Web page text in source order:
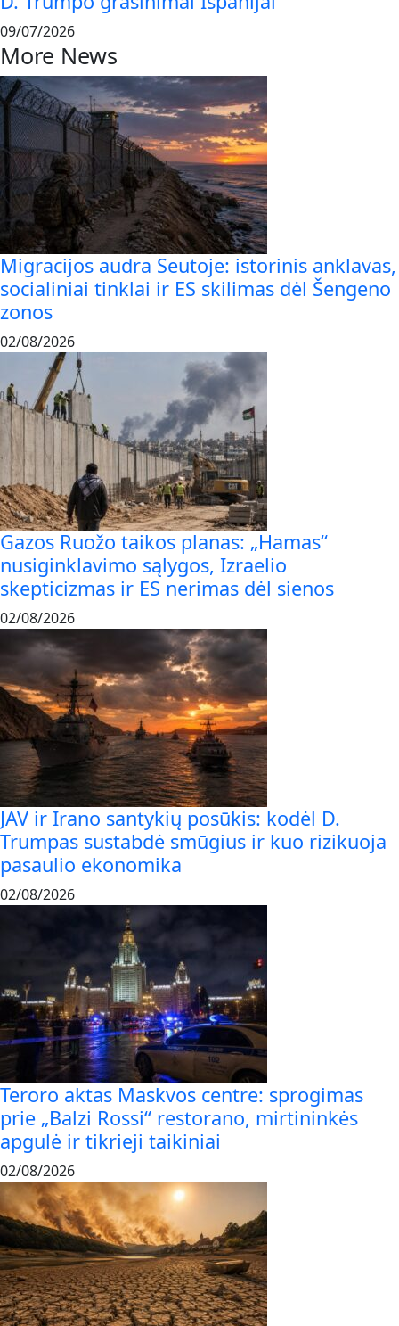
09/07/2026
More News
Migracijos audra Seutoje: istorinis anklavas,
socialiniai tinklai ir ES skilimas dėl Šengeno
zonos
02/08/2026
Gazos Ruožo taikos planas: „Hamas“
nusiginklavimo sąlygos, Izraelio
skepticizmas ir ES nerimas dėl sienos
02/08/2026
JAV ir Irano santykių posūkis: kodėl D.
Trumpas sustabdė smūgius ir kuo rizikuoja
pasaulio ekonomika
02/08/2026
Teroro aktas Maskvos centre: sprogimas
prie „Balzi Rossi“ restorano, mirtininkės
apgulė ir tikrieji taikiniai
02/08/2026